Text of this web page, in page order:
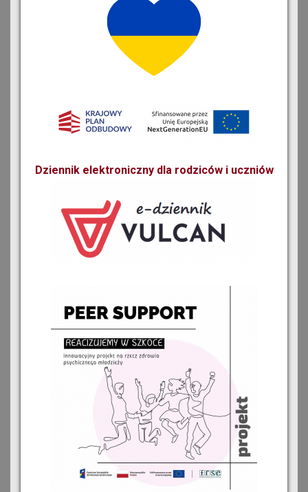
Dziennik elektroniczny dla rodziców i uczniów